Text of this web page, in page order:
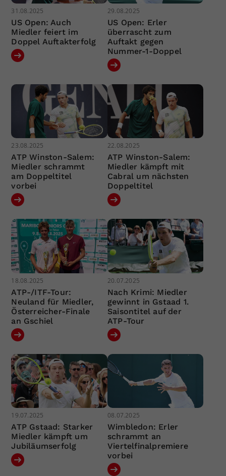
31.08.2025
US Open: Auch
Miedler feiert im
Doppel Auftakterfolg
29.08.2025
US Open: Erler
überrascht zum
Auftakt gegen
Nummer-1-Doppel
23.08.2025
ATP Winston-Salem:
Miedler schrammt
am Doppeltitel
vorbei
22.08.2025
ATP Winston-Salem:
Miedler kämpft mit
Cabral um nächsten
Doppeltitel
18.08.2025
ATP-/ITF-Tour:
Neuland für Miedler,
Österreicher-Finale
an Gschiel
20.07.2025
Nach Krimi: Miedler
gewinnt in Gstaad 1.
Saisontitel auf der
ATP-Tour
19.07.2025
ATP Gstaad: Starker
Miedler kämpft um
Jubiläumserfolg
08.07.2025
Wimbledon: Erler
schrammt an
Viertelfinalpremiere
vorbei